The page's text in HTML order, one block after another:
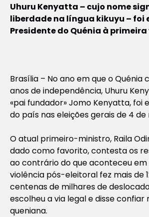
Uhuru Kenyatta – cujo nome
liberdade na língua kikuyu – foi
Presidente do Quénia à
Brasília – No ano em que o Quénia
anos de independência, Uhuru
«pai fundador» Jomo Kenyatta, foi
do país nas eleições gerais de 4 de
O atual primeiro-ministro, Raila
dado como favorito, contesta os
ao contrário do que aconteceu em
violência pós-eleitoral fez mais de
centenas de milhares de
escolheu a via legal e disse confiar
queniana.